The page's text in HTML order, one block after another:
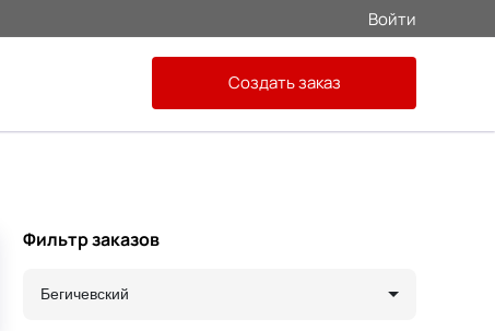
Войти
Создать заказ
Фильтр заказов
Бегичевский